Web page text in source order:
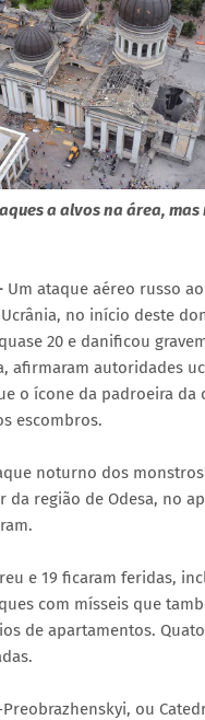
a alvos na área,
Um ataque aéreo russo
no início deste
20 e danificou
afirmaram autoridades
o ícone da padroeira da
escombros.
noturno dos
da região de Odesa, no
e 19 ficaram feridas,
com mísseis que
de apartamentos.
ou